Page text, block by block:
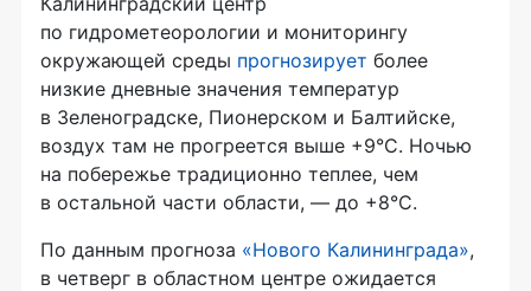
по гидрометеорологии и мониторингу
окружающей среды прогнозирует более
низкие дневные значения температур
в Зеленоградске, Пионерском и Балтийске,
воздух там не прогреется выше +9°С. Ночью
на побережье традиционно теплее, чем
в остальной части области, — до +8°С.
По данным прогноза «Нового Калининграда»,
в четверг в областном центре ожидается